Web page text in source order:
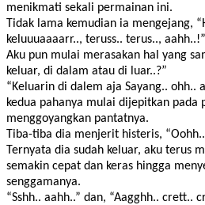
menikmati sekali permainan ini.
Tidak lama kemudian ia mengejang,
keluuuaaaarr.., teruss.. terus.., aahh..!”
Aku pun mulai merasakan hal yang
keluar, di dalam atau di luar..?”
“Keluarin di dalem aja Sayang.. ohh..
kedua pahanya mulai dijepitkan pada
menggoyangkan pantatnya.
Tiba-tiba dia menjerit histeris, “Oohh..
Ternyata dia sudah keluar, aku terus
semakin cepat dan keras hingga
senggamanya.
“Sshh.. aahh..” dan, “Aagghh.. crett..